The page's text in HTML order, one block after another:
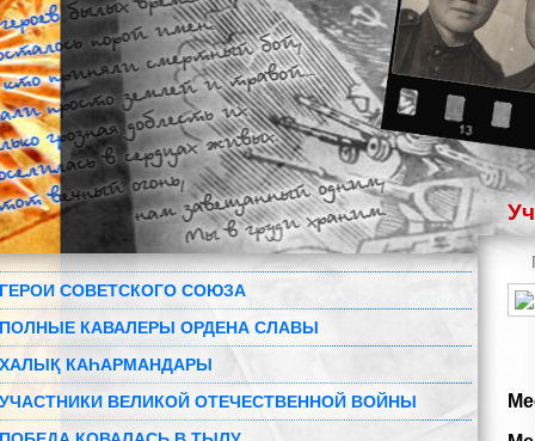
ГЕРОИ СОВЕТСКОГО СОЮЗА
ПОЛНЫЕ КАВАЛЕРЫ ОРДЕНА СЛАВЫ
ХАЛЫҚ КАҺАРМАНДАРЫ
УЧАСТНИКИ ВЕЛИКОЙ ОТЕЧЕСТВЕННОЙ ВОЙНЫ